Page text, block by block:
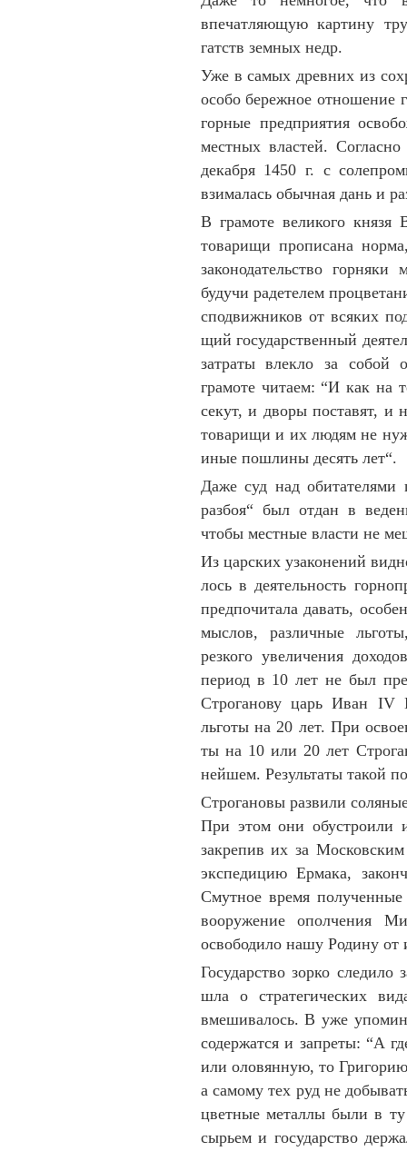
впечатляющую карти­ну
гатств земных недр.
Уже в самых древних из
особо бережное отношение
гор­ные предприятия
мест­ных властей.
декаб­ря 1450 г. с
взи­ма­лась обычная дань и
В грамоте великого
товарищи про­пи­сана
законо­дательство
будучи ра­де­телем
сподвижников от всяких
щий государственный
затраты влекло за собой
грамоте читаем: “И как на
секут, и дворы поставят, и
товарищи и их лю­дям не
иные пошлины десять лет“.
Даже суд над обитателями
разбоя“ был от­дан в
чтобы местные власти не
Из царских узаконений
лось в дея­тель­ность
пред­по­читала давать,
мыс­лов, различные
резкого увели­че­ния
период в 10 лет не был
Стро­ганову царь Иван IV
льготы на 20 лет. При
ты на 10 или 20 лет
нейшем. Результаты такой
Строгановы развили
При этом они обустроили
закре­пив их за
экспе­ди­цию Ермака,
Смутное вре­мя
вооружение опол­чения
освободило нашу Ро­ди­ну от
Государство зорко следило
шла о стратеги­ческих
вмешивалось. В уже
содер­жатся и запре­ты: “А
или оловянную, то
а самому тех руд не
цвет­ные металлы были в
сырь­ем и госу­дар­ство